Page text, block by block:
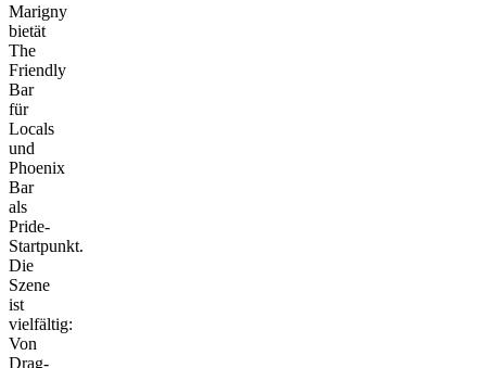
Marigny
bietät
The
Friendly
Bar
für
Locals
und
Phoenix
Bar
als
Pride-
Startpunkt.
Die
Szene
ist
vielfältig:
Von
Drag-